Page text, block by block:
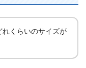
くらいのサイズが